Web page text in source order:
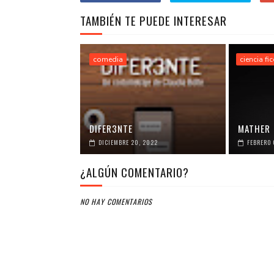
TAMBIÉN TE PUEDE INTERESAR
comedia
DIFER3NTE
DICIEMBRE 20, 2022
ciencia
MATHER
¿ALGÚN COMENTARIO?
NO HAY COMENTARIOS